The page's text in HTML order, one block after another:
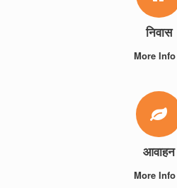
निवास
More Info
आवाहन
More Info